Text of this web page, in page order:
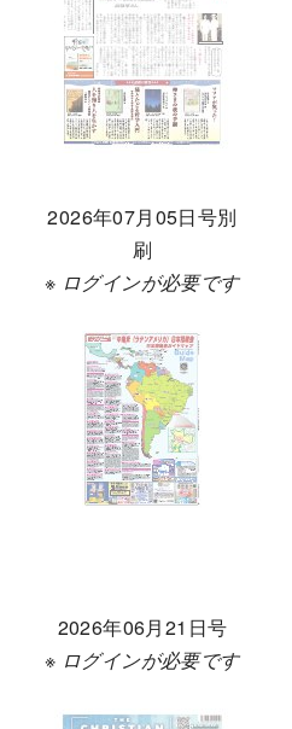
2026年07月05日号別
刷
※ ログインが必要です
2026年06月21日号
※ ログインが必要です